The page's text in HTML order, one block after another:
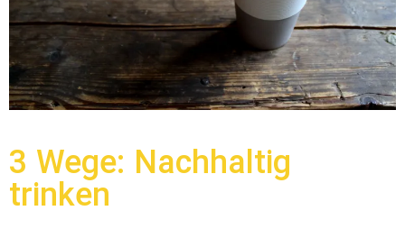
3 Wege: Nachhaltig
trinken